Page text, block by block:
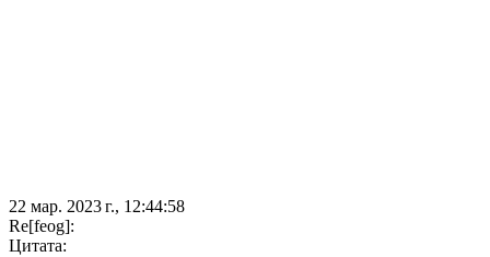
22 мар. 2023 г., 12:44:58
Re[feog]:
Цитата: